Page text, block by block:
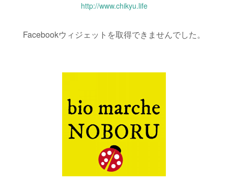
http://www.chikyu.life
Facebookウィジェットを取得できませんでした。